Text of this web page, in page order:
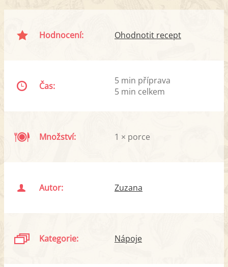
Hodnocení: Ohodnotit recept
Čas:
5 min příprava
5 min celkem
Množství: 1 × porce
Autor: Zuzana
Kategorie: Nápoje